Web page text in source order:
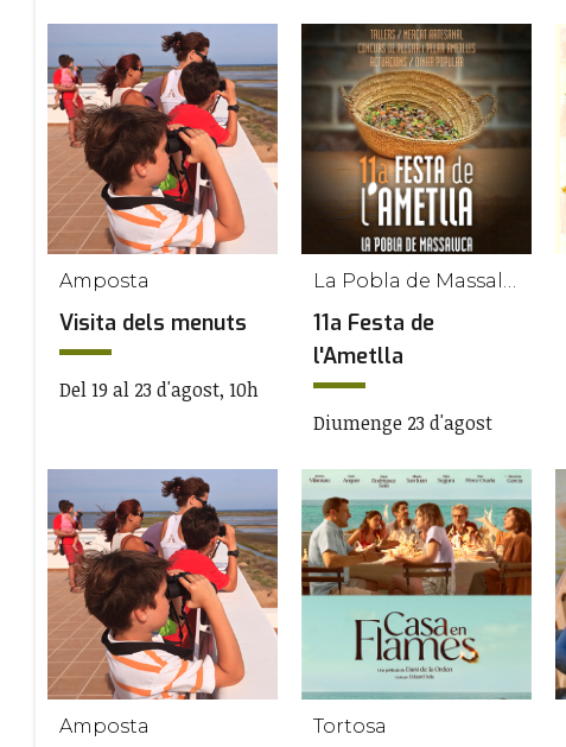
Amposta
Visita dels menuts
Del 19 al 23 d'agost, 10h
La Pobla de Massaluca
11a Festa de
l'Ametlla
Diumenge 23 d'agost
Amposta Tortosa